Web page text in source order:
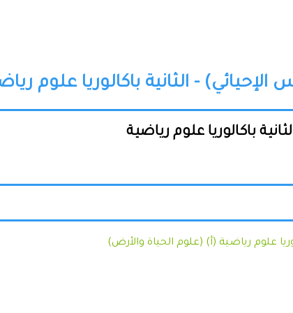
- الثانية باكالوريا علوم
باكالوريا علوم رياضية
علوم رياضية (أ) (علوم الحياة والأرض)